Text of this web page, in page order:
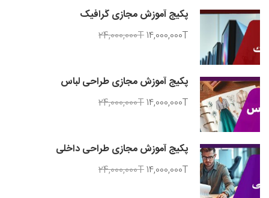
پکیج آموزش مجازی گرافیک
24,000,000T14,000,000T
پکیج آموزش مجازی طراحی لباس
24,000,000T14,000,000T
پکیج آموزش مجازی طراحی داخلی
24,000,000T14,000,000T